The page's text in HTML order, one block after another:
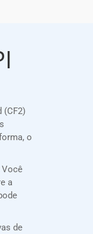
(CF2)
o
Você
a
de